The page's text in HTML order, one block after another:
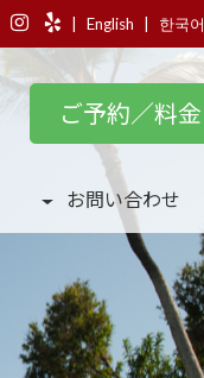
English 한국어
ご予約／料金
お問い合わせ